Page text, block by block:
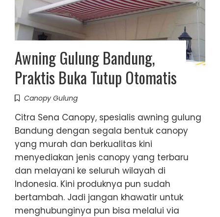
Awning Gulung Bandung,
Praktis Buka Tutup Otomatis
Canopy Gulung
Citra Sena Canopy, spesialis awning gulung
Bandung dengan segala bentuk canopy
yang murah dan berkualitas kini
menyediakan jenis canopy yang terbaru
dan melayani ke seluruh wilayah di
Indonesia. Kini produknya pun sudah
bertambah. Jadi jangan khawatir untuk
menghubunginya pun bisa melalui via